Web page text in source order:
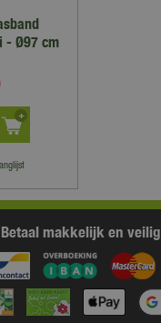
- Ø97 cm
Betaal makkelijk en veilig